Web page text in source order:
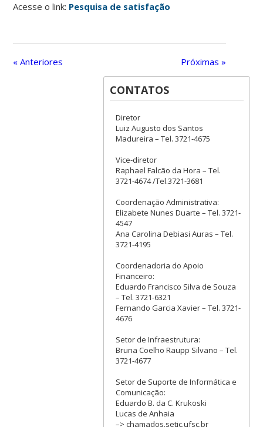
Acesse o link: Pesquisa de satisfação
« Anteriores Próximas »
CONTATOS
Diretor
Luiz Augusto dos Santos
Madureira – Tel. 3721-4675
Vice-diretor
Raphael Falcão da Hora – Tel.
3721-4674 /Tel.3721-3681
Coordenação Administrativa:
Elizabete Nunes Duarte – Tel. 3721-
4547
Ana Carolina Debiasi Auras – Tel.
3721-4195
Coordenadoria do Apoio
Financeiro:
Eduardo Francisco Silva de Souza
– Tel. 3721-6321
Fernando Garcia Xavier – Tel. 3721-
4676
Setor de Infraestrutura:
Bruna Coelho Raupp Silvano – Tel.
3721-4677
Setor de Suporte de Informática e
Comunicação:
Eduardo B. da C. Krukoski
Lucas de Anhaia
–> chamados.setic.ufsc.br